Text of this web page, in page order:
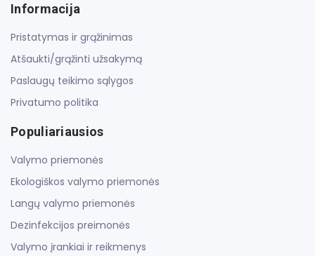
Informacija
Pristatymas ir grąžinimas
Atšaukti/grąžinti užsakymą
Paslaugų teikimo sąlygos
Privatumo politika
Populiariausios
Valymo priemonės
Ekologiškos valymo priemonės
Langų valymo priemonės
Dezinfekcijos preimonės
Valymo įrankiai ir reikmenys